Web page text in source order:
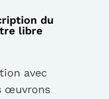
du
libre
avec
œuvrons